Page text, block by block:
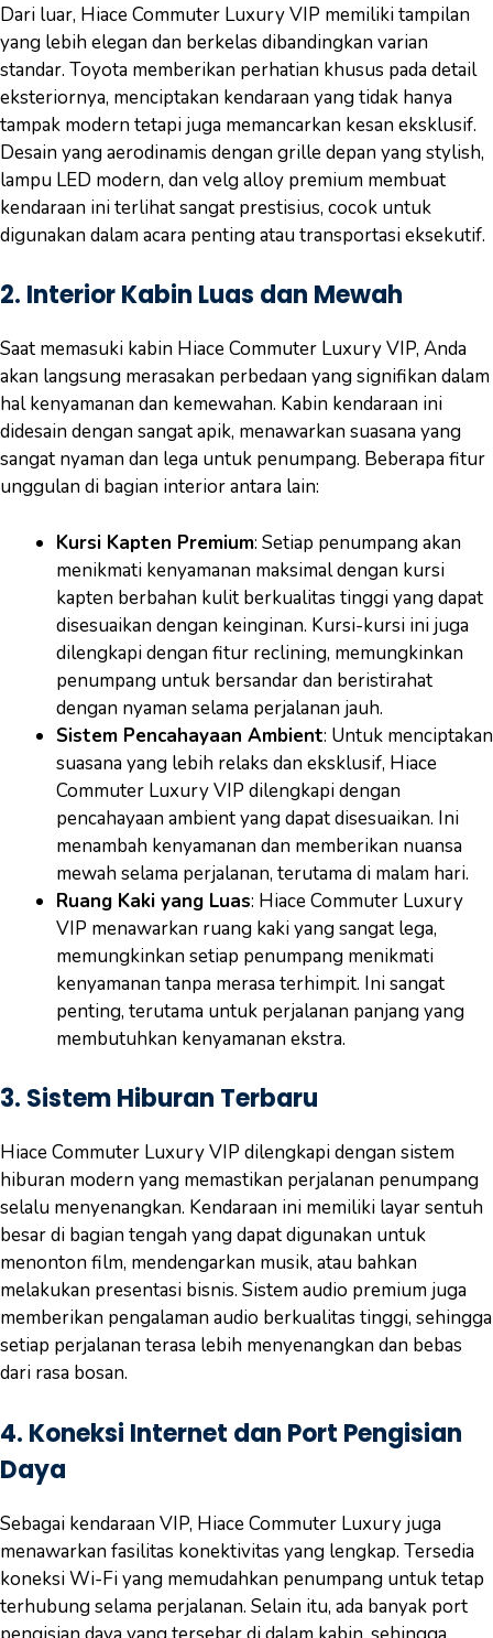
Dari luar, Hiace Commuter Luxury VIP memiliki tampilan
yang lebih elegan dan berkelas dibandingkan varian
standar. Toyota memberikan perhatian khusus pada detail
eksteriornya, menciptakan kendaraan yang tidak hanya
tampak modern tetapi juga memancarkan kesan eksklusif.
Desain yang aerodinamis dengan grille depan yang stylish,
lampu LED modern, dan velg alloy premium membuat
kendaraan ini terlihat sangat prestisius, cocok untuk
digunakan dalam acara penting atau transportasi eksekutif.
2. Interior Kabin Luas dan Mewah
Saat memasuki kabin Hiace Commuter Luxury VIP, Anda
akan langsung merasakan perbedaan yang signifikan dalam
hal kenyamanan dan kemewahan. Kabin kendaraan ini
didesain dengan sangat apik, menawarkan suasana yang
sangat nyaman dan lega untuk penumpang. Beberapa fitur
unggulan di bagian interior antara lain:
Kursi Kapten Premium: Setiap penumpang akan
menikmati kenyamanan maksimal dengan kursi
kapten berbahan kulit berkualitas tinggi yang dapat
disesuaikan dengan keinginan. Kursi-kursi ini juga
dilengkapi dengan fitur reclining, memungkinkan
penumpang untuk bersandar dan beristirahat
dengan nyaman selama perjalanan jauh.
Sistem Pencahayaan Ambient: Untuk menciptakan
suasana yang lebih relaks dan eksklusif, Hiace
Commuter Luxury VIP dilengkapi dengan
pencahayaan ambient yang dapat disesuaikan. Ini
menambah kenyamanan dan memberikan nuansa
mewah selama perjalanan, terutama di malam hari.
Ruang Kaki yang Luas: Hiace Commuter Luxury
VIP menawarkan ruang kaki yang sangat lega,
memungkinkan setiap penumpang menikmati
kenyamanan tanpa merasa terhimpit. Ini sangat
penting, terutama untuk perjalanan panjang yang
membutuhkan kenyamanan ekstra.
3. Sistem Hiburan Terbaru
Hiace Commuter Luxury VIP dilengkapi dengan sistem
hiburan modern yang memastikan perjalanan penumpang
selalu menyenangkan. Kendaraan ini memiliki layar sentuh
besar di bagian tengah yang dapat digunakan untuk
menonton film, mendengarkan musik, atau bahkan
melakukan presentasi bisnis. Sistem audio premium juga
memberikan pengalaman audio berkualitas tinggi, sehingga
setiap perjalanan terasa lebih menyenangkan dan bebas
dari rasa bosan.
4. Koneksi Internet dan Port Pengisian
Daya
Sebagai kendaraan VIP, Hiace Commuter Luxury juga
menawarkan fasilitas konektivitas yang lengkap. Tersedia
koneksi Wi-Fi yang memudahkan penumpang untuk tetap
terhubung selama perjalanan. Selain itu, ada banyak port